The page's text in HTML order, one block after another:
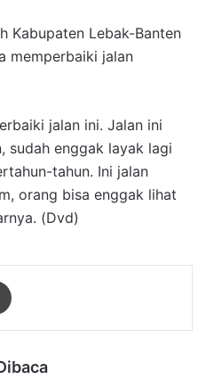
Kabupaten Lebak-Banten
memperbaiki jalan
jalan ini. Jalan ini
sudah enggak layak lagi
tahun. Ini jalan
orang bisa enggak lihat
(Dvd)